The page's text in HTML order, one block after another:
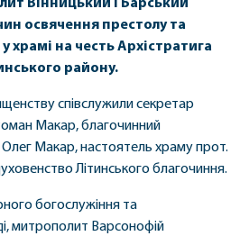
Вінницький і Барський
освячення престолу та
храмі на честь Архістратига
району.
співслужили секретар
Макар, благочинний
Олег Макар, настоятель храму прот.
Літинського благочиння.
богослужіння та
митрополит Варсонофій